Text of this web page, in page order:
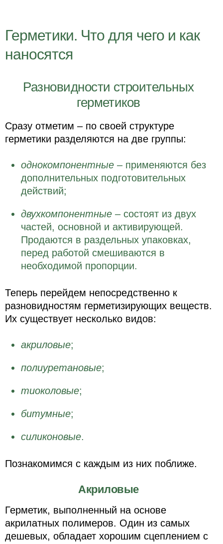
Герметики. Что для чего и как
наносятся
Разновидности строительных
герметиков
Сразу отметим – по своей структуре
герметики разделяются на две группы:
однокомпонентные – применяются без
дополнительных подготовительных
действий;
двухкомпонентные – состоят из двух
частей, основной и активирующей.
Продаются в раздельных упаковках,
перед работой смешиваются в
необходимой пропорции.
Теперь перейдем непосредственно к
разновидностям герметизирующих веществ.
Их существует несколько видов:
акриловые;
полиуретановые;
тиоколовые;
битумные;
силиконовые.
Познакомимся с каждым из них поближе.
Акриловые
Герметик, выполненный на основе
акрилатных полимеров. Один из самых
дешевых, обладает хорошим сцеплением с